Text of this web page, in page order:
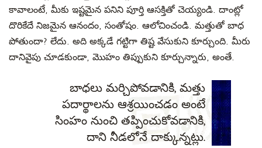
కావాలంటే, మీకు ఇష్టమైన పనిని పూర్తి ఆసక్తితో చెయ్యండి. దాంట్లో
దొరికేదే నిజమైన ఆనందం, సంతోషం. ఆలోచించండి. మత్తుతో బాధ
పోతుందా? లేదు. అది అక్కడే గట్టిగా తిష్ట వేసుకుని కూర్చుంది. మీరు
దానివైపు చూడకుండా, మొహం తిప్పుకుని కూర్చున్నారు, అంతే.
బాధలు మర్చిపోవడానికి, మత్తు
పదార్థాలను ఆశ్రయించడం అంటే
సింహం నుంచి తప్పించుకోవడానికి,
దాని నీడలోనే దాక్కున్నట్లు.